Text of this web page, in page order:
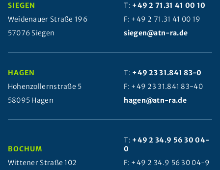
SIEGEN
Weidenauer Straße 196
57076 Siegen
T: +49 2 71.31 41 00 10
F: +49 2 71.31 41 00 19
siegen@atn-ra.de
HAGEN
Hohenzollernstraße 5
58095 Hagen
T: +49 23 31.841 83-0
F: +49 23 31.841 83-40
hagen@atn-ra.de
BOCHUM
Wittener Straße 102
T: +49 2 34.9 56 30 04-
0
F: +49 2 34.9 56 30 04-9